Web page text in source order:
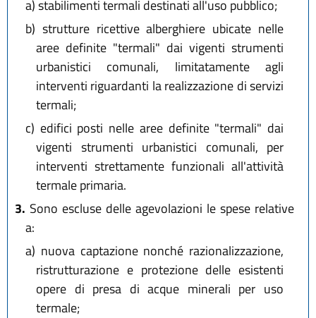
a)stabilimenti termali destinati all'uso pubblico;
b) strutture ricettive alberghiere ubicate nelle
aree definite "termali" dai vigenti strumenti
urbanistici comunali, limitatamente agli
interventi riguardanti la realizzazione di servizi
termali;
c) edifici posti nelle aree definite "termali" dai
vigenti strumenti urbanistici comunali, per
interventi strettamente funzionali all'attività
termale primaria.
3. Sono escluse delle agevolazioni le spese relative
a:
a) nuova captazione nonché razionalizzazione,
ristrutturazione e protezione delle esistenti
opere di presa di acque minerali per uso
termale;